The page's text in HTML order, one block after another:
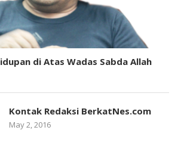
di Atas Wadas Sabda Allah
Kontak Redaksi BerkatNes.com
May 2, 2016